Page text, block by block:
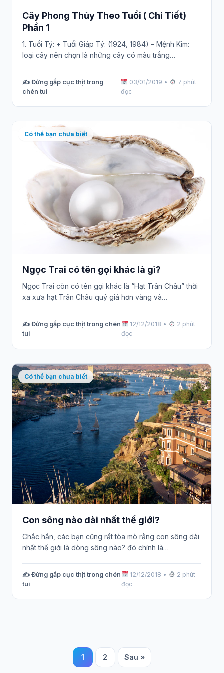
Cây Phong Thủy Theo Tuổi ( Chi Tiết)
Phần 1
1. Tuổi Tý: + Tuổi Giáp Tý: (1924, 1984) – Mệnh Kim:
loại cây nên chọn là những cây có màu trắng…
✍️ Đừng gắp cục thịt trong
chén tui
03/01/2019 •
7 phút
đọc
Có thể bạn chưa biết
Ngọc Trai có tên gọi khác là gì?
Ngọc Trai còn có tên gọi khác là “Hạt Trân Châu” thời
xa xưa hạt Trân Châu quý giá hơn vàng và…
✍️ Đừng gắp cục thịt trong chén
tui
12/12/2018 •
2 phút
đọc
Có thể bạn chưa biết
Con sông nào dài nhất thế giới?
Chắc hẳn, các bạn cũng rất tòa mò rằng con sông dài
nhất thế giới là dòng sông nào? đó chính là…
✍️ Đừng gắp cục thịt trong chén
tui
12/12/2018 •
2 phút
đọc
Phân
1 2 Sau »